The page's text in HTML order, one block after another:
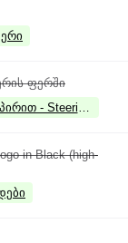
ფერში
- Steeringcode
in Black (high-